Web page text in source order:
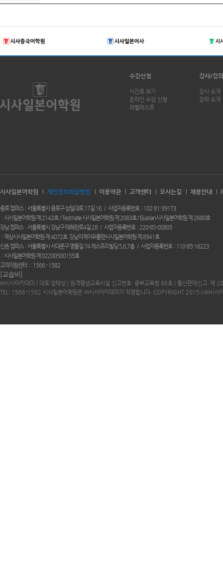
수강신청
시간표 보기
온라인 수강 신청
레벨테스트
강사/강좌
강사 소개
강좌 소개
시사일본어학원 개인정보취급방침 이용약관 고객센터 오시는길 채용안내
종로 캠퍼스 서울특별시 종로구 삼일대로 17길 16 사업자등록번호
102-81-39173
시사일본어학원 제 2143호 / Testmate 시사일본어학원 제 2083호 / Ejuplan시사일본어학원 제 2680호
강남 캠퍼스
서울특별시 강남구 테헤란로4길 28 사업자등록번호
220-85-00805
역삼시사일본어학원 제 4072호. 강남이제이유플랜시사일본어학원 제 8941호
신촌 캠퍼스
서울특별시 서대문구 명물길 74 에스프리빌딩 5,6,7층 사업자등록번호
110-85-16223
시사일본어학원 제 02200500155호
고객지원센터 :
1566 - 1582
[교습비]
㈜시사아카데미 | 대표:엄태상 | 원격평생교육시설 신고번호: 중부교육청 86호 | 통신판매신고: 제
TEL: 1566-1582 시사일본어학원은 ㈜시사아카데미가 직영합니다. COPYRIGHT 2015ⓒ㈜시사